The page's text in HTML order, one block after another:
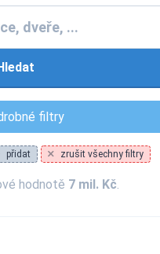
filtry
přidat zrušit všechny filtry
hodnotě 7 mil. Kč.